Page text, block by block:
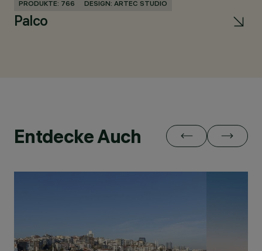
PRODUKTE: 766 DESIGN: ARTEC STUDIO
Palco
Entdecke Auch